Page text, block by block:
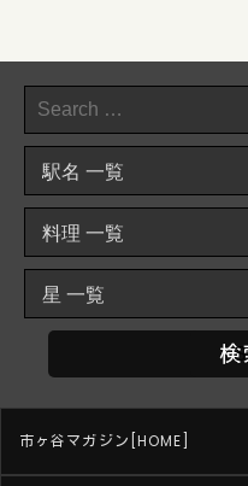
市ヶ谷マガジン[HOME]